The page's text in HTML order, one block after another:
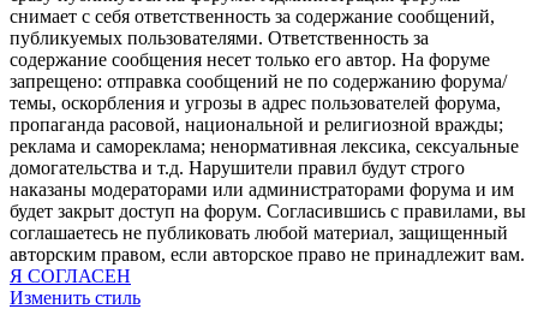
снимает с себя ответственность за содержание сообщений,
публикуемых пользователями. Ответственность за
содержание сообщения несет только его автор. На форуме
запрещено: отправка сообщений не по содержанию форума/
темы, оскорбления и угрозы в адрес пользователей форума,
пропаганда расовой, национальной и религиозной вражды;
реклама и самореклама; ненормативная лексика, сексуальные
домогательства и т.д. Нарушители правил будут строго
наказаны модераторами или администраторами форума и им
будет закрыт доступ на форум. Согласившись с правилами, вы
соглашаетесь не публиковать любой материал, защищенный
авторским правом, если авторское право не принадлежит вам.
Я СОГЛАСЕН
Изменить стиль